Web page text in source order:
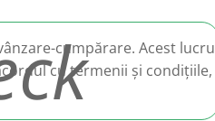
cumpărare. Acest lucru
cu termenii și condițiile,